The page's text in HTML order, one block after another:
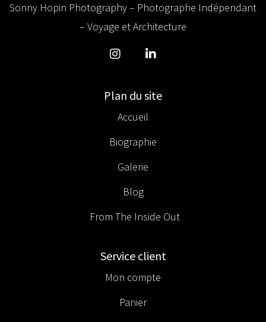
Sonny Hopin Photography – Photographe Indépendant
– Voyage et Architecture
Plan du site
Accueil
Biographie
Galerie
Blog
From The Inside Out
Service client
Mon compte
Panier